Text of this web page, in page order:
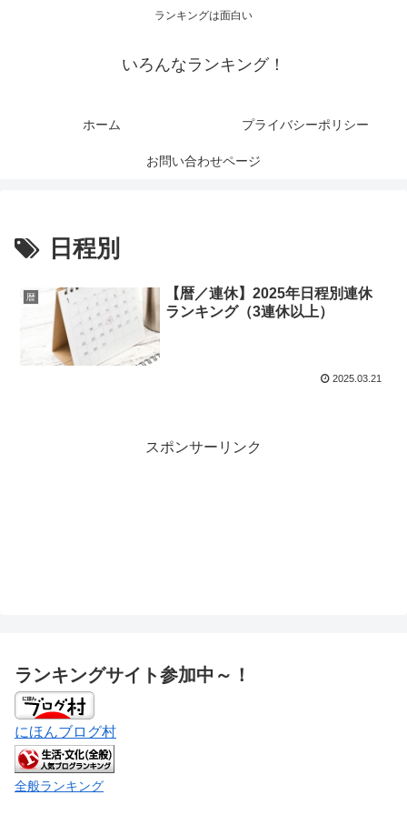
ランキングは面白い
いろんなランキング！
ホーム プライバシーポリシー
お問い合わせページ
日程別
暦
【暦／連休】2025年日程別連休
ランキング（3連休以上）
2025.03.21
スポンサーリンク
ランキングサイト参加中～！
にほんブログ村
全般ランキング